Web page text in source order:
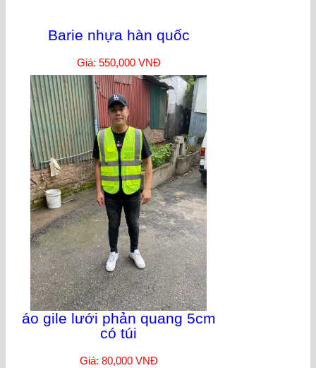
Barie nhựa hàn quốc
Giá: 550,000 VNĐ
áo gile lưới phản quang 5cm
có túi
Giá: 80,000 VNĐ